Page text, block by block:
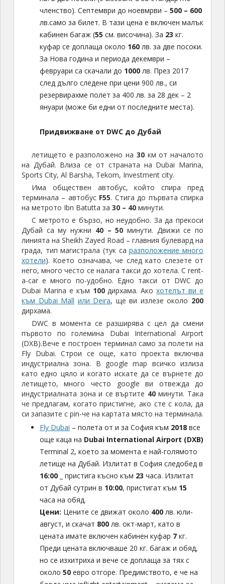
членство). Септември до ноевмрви – 500 – 600
лв.само за билет. В тази цена е включен малък
кабинен багаж (55 см. височина). За 23 кг.
куфар се доплаща около 160лв. за две посоки.
За Нова година и периода декември –
февруари са скачали до 1000лв. През 2017
след дълго следене при цени 900 лв., си
резервирахме полет за 400 лв. за 28 дек – 2
януари (може би едни от последните места).
Придвижване от DWC до Дубай
летището е разположено на 30км от началото
на Дубай. Влиза се от страната на Dubai Marina,
Sports City, Al Barsha, Tekom, Investment city.
Има обществен автобус, който спира пред
терминала – автобус F55. Стига до първата спирка
на метрото Ibn Batutta за 30 – 40минути.
С метрото е бързо, но неудобно. За да прекоси
Дубай са му нужни 40 – 50 минути. Движи се по
линията на Sheikh Zayed Road – главния булевард на
града, тип магистрала (тук саразположение много
хотели). Което означава, че след като слезете от
него, много често се налага такси до хотела. С rent-
a-car е много по-удобно. Едно такси от DWC до
Dubai Marina е към 100дирхама. Акохотелът ви е
към Dubai Mall или Deira, ще ви излезе около 200
дирхама.
DWC в момента се разширява с цел да смени
първото по големина Dubai International Airport
(DXB).Вече е построен терминал само за полети на
Fly Dubai. Строи се още, като проекта включва
индустриална зона. В google map всичко излиза
като едно цяло и когато искате да се върнете до
летището, много често google ви отвежда до
индустриалната зона и се въртите 40минути. Така
че предлагам, когато пристигне, ако сте с кола, да
си запазите с pin-че на картата място на терминала.
Fly Dubai – полета от и за София към 2018все
още каца на Dubai International Airport (DXB)
Terminal 2, което за момента е най-голямото
летище на Дубай. Излитат в София следобед в
16:00_ пристига късно към 23 часа. Излитат
от Дубай сутрин в 10:00, пристигат към 15
часа на обяд.
Цени: Цените се движат около 400лв. юли-
август, и скачат 800лв. окт-март, като в
цената имате включен кабинен куфар 7 кг.
Преди цената включваше 20 кг. багаж и обяд,
но се изхитриха и вече се доплаща за тях с
около 50евро отгоре. Предимството, е че на